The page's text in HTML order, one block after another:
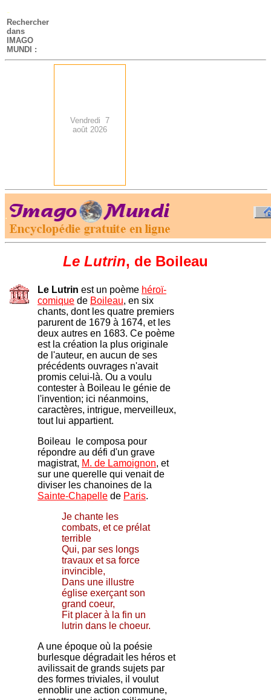
-
Rechercher
dans
IMAGO
MUNDI :
Vendredi 7
août 2026
.
Le Lutrin, de Boileau
Le Lutrin est un poème héroï-
comique de Boileau, en six
chants, dont les quatre premiers
parurent de 1679 à 1674, et les
deux autres en 1683. Ce poème
est la création la plus originale
de l'auteur, en aucun de ses
précédents ouvrages n'avait
promis celui-là. Ou a voulu
contester à Boileau le génie de
l'invention; ici néanmoins,
caractères, intrigue, merveilleux,
tout lui appartient.
Boileau le composa pour
répondre au défi d'un grave
magistrat, M. de Lamoignon, et
sur une querelle qui venait de
diviser les chanoines de la
Sainte-Chapelle de Paris.
Je chante les
combats, et ce prélat
terrible
Qui, par ses longs
travaux et sa force
invincible,
Dans une illustre
église exerçant son
grand coeur,
Fit placer à la fin un
lutrin dans le choeur.
A une époque où la poésie
burlesque dégradait les héros et
avilissait de grands sujets par
des formes triviales, il voulut
ennoblir une action commune,